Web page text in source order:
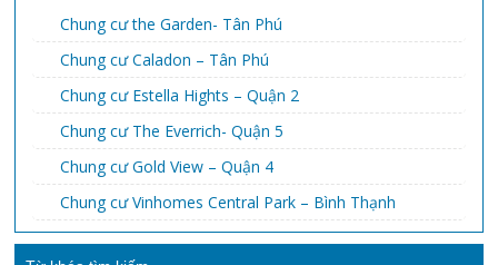
Chung cư the Garden- Tân Phú
Chung cư Caladon – Tân Phú
Chung cư Estella Hights – Quận 2
Chung cư The Everrich- Quận 5
Chung cư Gold View – Quận 4
Chung cư Vinhomes Central Park – Bình Thạnh